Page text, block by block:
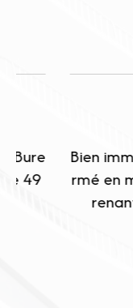
Bien
rmé en
renant 3